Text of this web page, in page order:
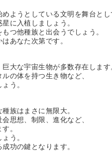
ようとしている文明を舞台とし
に入植しましょう。
つ他種族と出会うでしょう。
あなた次第です。
大な宇宙生物が多数存在します
の体を持つ生き物など、
う。
族はまさに無限大。
思想、制限、進化など、
。
う。
功の鍵となります。